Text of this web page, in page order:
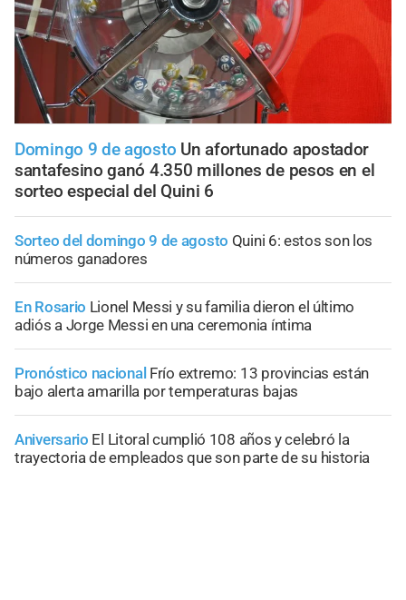
Domingo 9 de agosto Un afortunado apostador
santafesino ganó 4.350 millones de pesos en el
sorteo especial del Quini 6
Sorteo del domingo 9 de agosto Quini 6: estos son los
números ganadores
En Rosario Lionel Messi y su familia dieron el último
adiós a Jorge Messi en una ceremonia íntima
Pronóstico nacional Frío extremo: 13 provincias están
bajo alerta amarilla por temperaturas bajas
Aniversario El Litoral cumplió 108 años y celebró la
trayectoria de empleados que son parte de su historia